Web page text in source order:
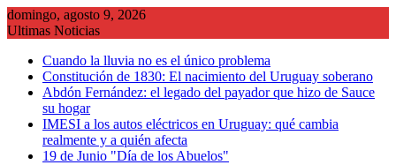
Saltar
al
domingo, agosto 9, 2026
Ultimas Noticias
Cuando la lluvia no es el único problema
Constitución de 1830: El nacimiento del Uruguay soberano
Abdón Fernández: el legado del payador que hizo de Sauce
su hogar
IMESI a los autos eléctricos en Uruguay: qué cambia
realmente y a quién afecta
19 de Junio "Día de los Abuelos"